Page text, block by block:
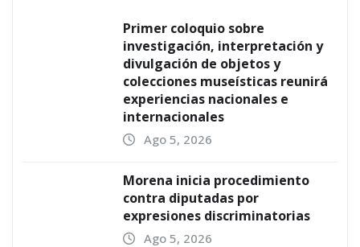
Primer coloquio sobre
investigación, interpretación y
divulgación de objetos y
colecciones museísticas reunirá
experiencias nacionales e
internacionales
Ago 5, 2026
Morena inicia procedimiento
contra diputadas por
expresiones discriminatorias
Ago 5, 2026